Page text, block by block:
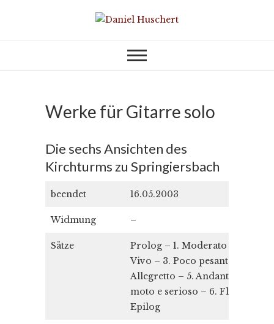
content
Daniel Huschert
Werke für Gitarre solo
Die sechs Ansichten des
Kirchturms zu Springiersbach
beendet 16.05.2003
Widmung –
Sätze
Prolog – 1. Moderato – 2.
Vivo – 3. Poco pesante – 4.
Allegretto – 5. Andante con
moto e serioso – 6. Fluente –
Epilog